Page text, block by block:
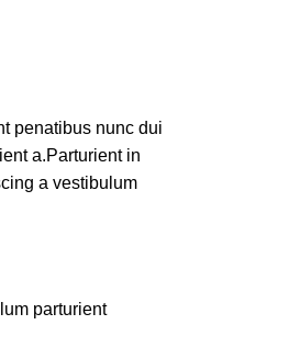
penatibus nunc dui
a.Parturient in
a vestibulum
parturient